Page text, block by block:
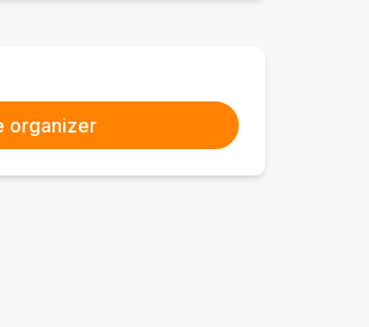
Contact the organizer